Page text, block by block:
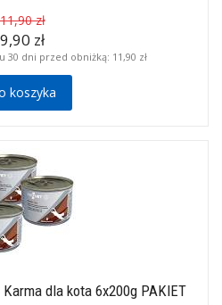
11,90 zł
9,90 zł
30 dni przed obniżką: 11,90 zł
koszyka
dla kota 6x200g PAKIET